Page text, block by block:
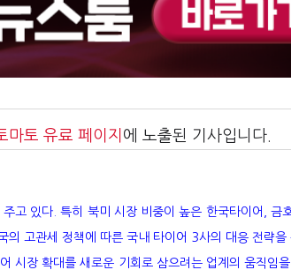
마토 유료 페이지 에 노출된 기사입니다.
고 있다. 특히 북미 시장 비중이 높은 한국타이어, 금
고관세 정책에 따른 국내 타이어 3사의 대응 전략을
시장 확대를 새로운 기회로 삼으려는 업계의 움직임